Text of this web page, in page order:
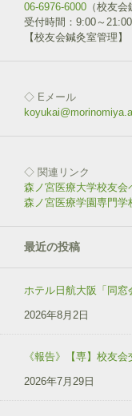
06-6976-6000 （校友会
受付時間：9:00～
【校友会鍼灸室管理
◇ Eメール
◇ 関連リンク
森ノ宮医療大学校友会
森ノ宮医療学園専門学
最近の投稿
ホテル日航大阪「同窓
2026年8月2日
《報告》【専】校友
2026年7月29日